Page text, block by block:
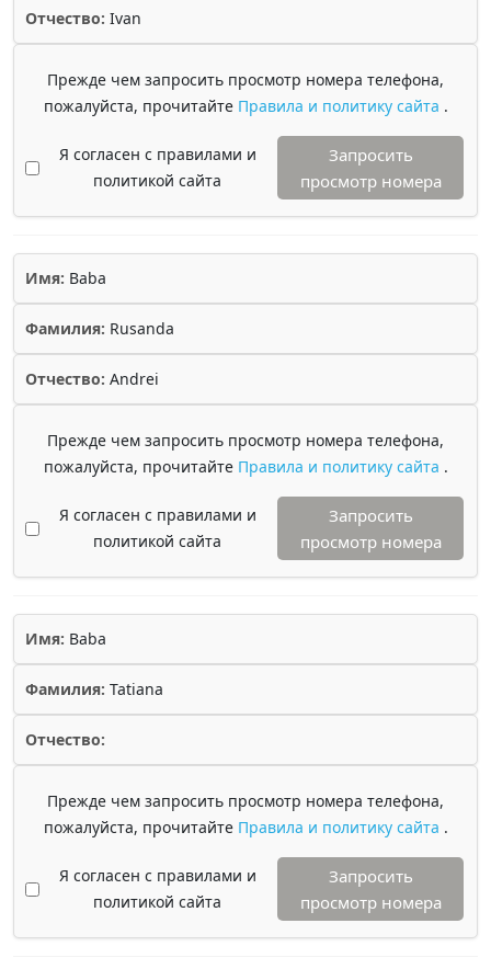
Отчество: Ivan
Прежде чем запросить просмотр номера телефона,
пожалуйста, прочитайте Правила и политику сайта .
Я согласен с правилами и
политикой сайта
Запросить
просмотр номера
Имя: Baba
Фамилия: Rusanda
Отчество: Andrei
Прежде чем запросить просмотр номера телефона,
пожалуйста, прочитайте Правила и политику сайта .
Я согласен с правилами и
политикой сайта
Запросить
просмотр номера
Имя: Baba
Фамилия: Tatiana
Отчество:
Прежде чем запросить просмотр номера телефона,
пожалуйста, прочитайте Правила и политику сайта .
Я согласен с правилами и
политикой сайта
Запросить
просмотр номера